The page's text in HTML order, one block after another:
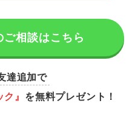
相談はこちら
達追加で
』 を無料プレゼント！